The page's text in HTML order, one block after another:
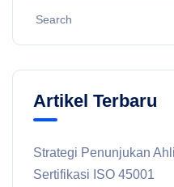
Artikel Terbaru
Strategi Penunjukan
Sertifikasi ISO 45001